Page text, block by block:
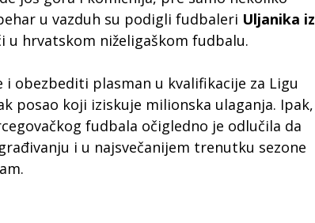
u vazduh su podigli fudbaleri Uljanika iz
u hrvatskom niželigaškom fudbalu.
i obezbediti plasman u kvalifikacije za Ligu
posao koji iziskuje milionska ulaganja. Ipak,
fudbala očigledno je odlučila da
i u najsvečanijem trenutku sezone